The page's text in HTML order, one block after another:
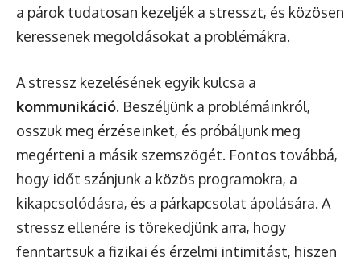
a párok tudatosan kezeljék a stresszt, és közösen
keressenek megoldásokat a problémákra.
A stressz kezelésének egyik kulcsa a
kommunikáció. Beszéljünk a problémáinkról,
osszuk meg érzéseinket, és próbáljunk meg
megérteni a másik szemszögét. Fontos továbbá,
hogy időt szánjunk a közös programokra, a
kikapcsolódásra, és a párkapcsolat ápolására. A
stressz ellenére is törekedjünk arra, hogy
fenntartsuk a fizikai és érzelmi intimitást, hiszen